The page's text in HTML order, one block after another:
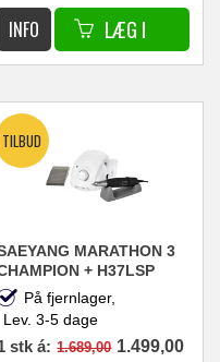
MARATHON 3
+ H37LSP
35.000RPM 45W HVID
På fjernlager,
Lev. 3-5 dage
stk á: 1.689,00 1.499,00